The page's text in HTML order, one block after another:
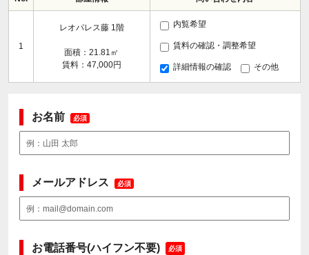
1
レオパレス藤 1階
面積：21.81㎡
賃料：47,000円
内覧希望
賃料の確認・調整希望
詳細情報の確認 その他
お名前 必須
メールアドレス 必須
お電話番号(ハイフン不要) 必須